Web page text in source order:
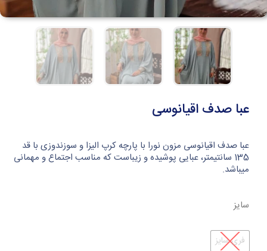
عبا صدف اقیانوسی
عبا صدف اقیانوسی مزون نورا با پارچه کرپ الیزا و سوزندوزی با قد
135 سانتیمتر، عبایی پوشیده و زیباست که مناسب اجتماع و مهمانی
میباشد.
سایز
فری سایز